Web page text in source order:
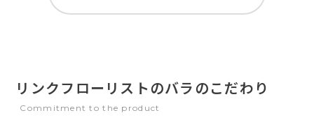
リンクフローリストのバラのこだわり
Commitment to the product